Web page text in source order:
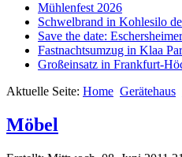
Mühlenfest 2026
Schwelbrand in Kohlesilo
Save the date:
Fastnachtsumzug in Klaa
Großeinsatz in Frankfurt-
Aktuelle Seite: Home Gerätehaus
Möbel